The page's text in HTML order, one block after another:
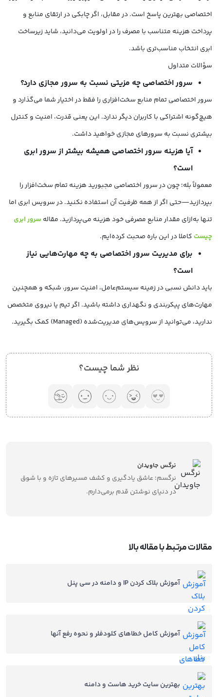
اختصاصی بهترین پاسخ است. در مقابل، اگر چابکی در ارتقای منابع و
پرداخت هزینه متناسب با مصرف را در اولویت می‌دانید، شاید زیرساخت
ابری انتخاب مناسب‌تری باشد.
سؤالات متداول
سرور اختصاصی چه مزیتی نسبت به سرور مجازی دارد؟
سرور اختصاصی تمام منابع سخت‌افزاری را فقط در اختیار شما می‌گذارد و
هیچ‌گونه اشتراکی با کاربران دیگر ندارد. این یعنی قدرت، امنیت و کنترل
بیشتری نسبت به سرورهای مجازی خواهید داشت.
آیا هزینه سرور اختصاصی همیشه بیشتر از سرور ابری
است؟
معمولاً بله؛ چون در سرور اختصاصی مجبورید هزینه تمام سخت‌افزار را
بپردازید—حتی اگر از همه ظرفیت آن استفاده نکنید. در سرویس ابری اما
تنها به‌ازای مقدار منابع مصرفی خود هزینه می‌پردازید. مقاله سرور ابری
چیست کاملا در این باره صحبت کرده‌ایم.
برای مدیریت سرور اختصاصی به چه مهارت‌هایی نیاز
است؟
باید دانش نسبی در زمینه سیستم‌عامل، امنیت سرور، شبکه و همچنین
مهارت‌های پیکربندی و نگهداری داشته باشید. اگر تیم یا نیروی متخصص
ندارید، می‌توانید از سرویس‌های مدیریت‌شده (Managed) کمک بگیرید.
نظر شما چیست؟
نرگس جاویدان
نرگسم؛ عاشق یادگیری و کشف مسیرهای تازه‌ و با شوق
در دنیای نوشتن قدم برمی‌دارم.
مقالات مرتبط با مقاله بالا
آموزش بلاک کردن IP و دامنه در سی پنل
آموزش کامل خطاهای کلودفلر و نحوه رفع آنها
بهترین سایت خرید هاست و دامنه